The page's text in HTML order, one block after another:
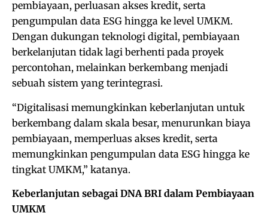
pembiayaan, perluasan akses kredit, serta
pengumpulan data ESG hingga ke level UMKM.
Dengan dukungan teknologi digital, pembiayaan
berkelanjutan tidak lagi berhenti pada proyek
percontohan, melainkan berkembang menjadi
sebuah sistem yang terintegrasi.
“Digitalisasi memungkinkan keberlanjutan untuk
berkembang dalam skala besar, menurunkan biaya
pembiayaan, memperluas akses kredit, serta
memungkinkan pengumpulan data ESG hingga ke
tingkat UMKM,” katanya.
Keberlanjutan sebagai DNA BRI dalam Pembiayaan
UMKM